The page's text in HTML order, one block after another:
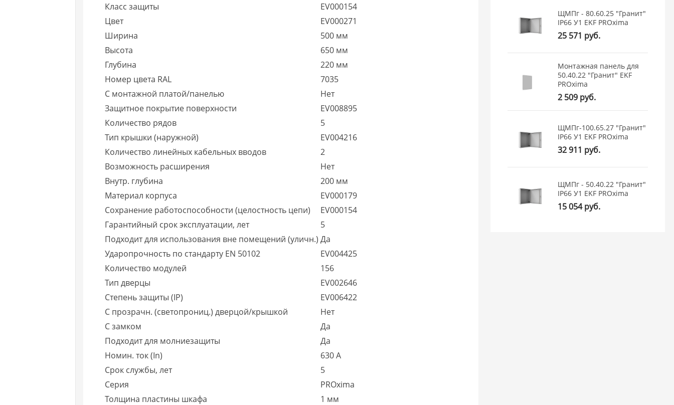
Класс защиты
EV000154
Цвет
EV000271
Ширина
500 мм
Высота
650 мм
Глубина
220 мм
Номер цвета RAL
7035
С монтажной платой/панелью
Нет
Защитное покрытие поверхности
EV008895
Количество рядов
5
Тип крышки (наружной)
EV004216
Количество линейных кабельных вводов
2
Возможность расширения
Нет
Внутр. глубина
200 мм
Материал корпуса
EV000179
Сохранение работоспособности (целостность цепи)
EV000154
Гарантийный срок эксплуатации, лет
5
Подходит для использования вне помещений (уличн.) Да
Ударопрочность по стандарту EN 50102
EV004425
Количество модулей
156
Тип дверцы
EV002646
Степень защиты (IP)
EV006422
С прозрачн. (светопрониц.) дверцой/крышкой
Нет
С замком
Да
Подходит для молниезащиты
Да
Номин. ток (In)
630 А
Срок службы, лет
5
Серия
PROxima
Толщина пластины шкафа
1 мм
ЩМПг - 80.60.25 "Гранит"
IP66 У1 EKF PROxima
25 571 руб.
Монтажная панель для
50.40.22 "Гранит" EKF
PROxima
2 509 руб.
ЩМПг-100.65.27 "Гранит"
IP66 У1 EKF PROxima
32 911 руб.
ЩМПг - 50.40.22 "Гранит"
IP66 У1 EKF PROxima
15 054 руб.